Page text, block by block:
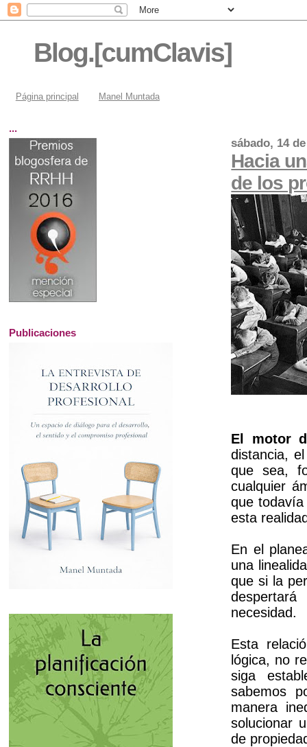
Blog.[cumClavis]
Página principal Manel Muntada
sábado, 14
Hacia
de los
El motor
distancia,
que sea,
cualquier
que
esta
En el
una
que si la
necesidad.
Esta
lógica, no
siga
sabemos
manera
solucionar
de
...
Publicaciones